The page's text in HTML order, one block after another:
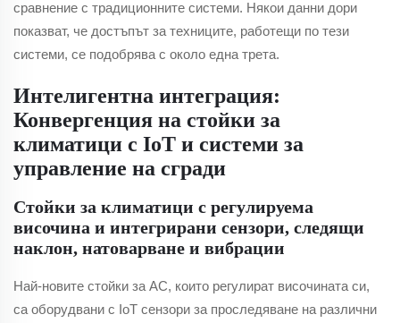
сравнение с традиционните системи. Някои данни дори
показват, че достъпът за техниците, работещи по тези
системи, се подобрява с около една трета.
Интелигентна интеграция:
Конвергенция на стойки за
климатици с IoT и системи за
управление на сгради
Стойки за климатици с регулируема
височина и интегрирани сензори, следящи
наклон, натоварване и вибрации
Най-новите стойки за AC, които регулират височината си,
са оборудвани с IoT сензори за проследяване на различни